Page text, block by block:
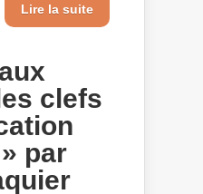
Lire la suite
clefs
par